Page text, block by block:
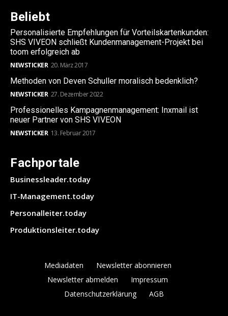
Beliebt
Personalisierte Empfehlungen für Vorteilskartenkunden:
SHS VIVEON schließt Kundenmanagement-Projekt bei
toom erfolgreich ab
NEWSTICKER 20. März 2017
Methoden von Deven Schuller moralisch bedenklich?
NEWSTICKER 27. Dezember 2022
Professionelles Kampagnenmanagement: Inxmail ist
neuer Partner von SHS VIVEON
NEWSTICKER 13. Februar 2017
Fachportale
Businessleader.today
IT-Management.today
Personalleiter.today
Produktionsleiter.today
Mediadaten
Newsletter abonnieren
Newsletter abmelden
Impressum
Datenschutzerklärung
AGB